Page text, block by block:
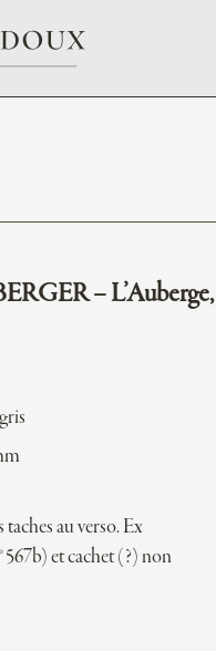
– L’Auberge,
au verso. Ex
et cachet (?) non